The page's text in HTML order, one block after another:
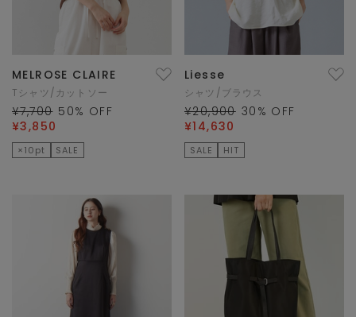
MELROSE CLAIRE
Tシャツ/カットソー
¥7,700 50% OFF
¥3,850
×10pt SALE
Liesse
シャツ/ブラウス
¥20,900 30 % OFF
¥14,630
SALE HIT